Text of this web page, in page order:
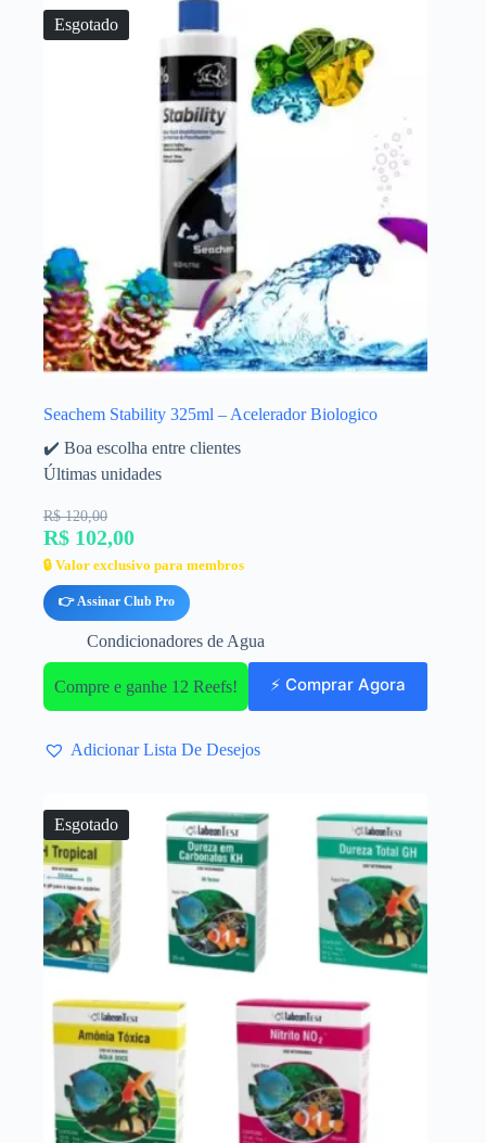
Esgotado
Seachem Stability 325ml – Acelerador Biologico
✔️ Boa escolha entre clientes
Últimas unidades
R$ 120,00
R$ 102,00
🔒 Valor exclusivo para membros
👉 Assinar Club Pro
Condicionadores de Agua
Compre e ganhe 12 Reefs! ⚡ Comprar Agora
Adicionar Lista De Desejos
Esgotado